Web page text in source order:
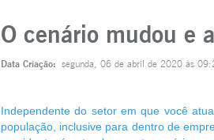
O cenário mudou e
Data Criação: segunda, 06 de abril de 2020 às
Independente do setor em que você
população, inclusive para dentro de